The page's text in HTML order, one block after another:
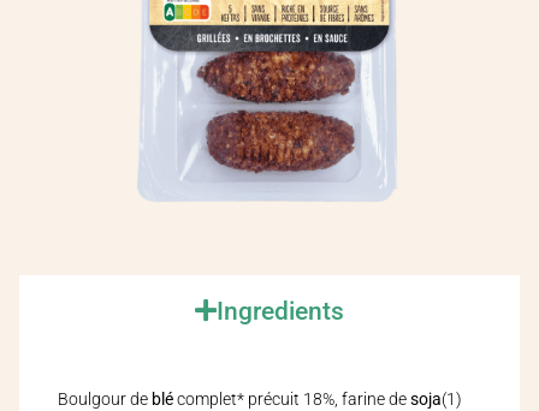
Ingredients
Boulgour de blécomplet* précuit 18%, farine desoja(1)